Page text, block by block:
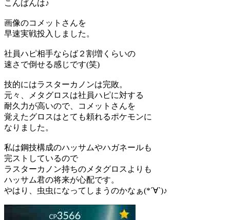
こんばんは♪
画像のコメットさんを
早速実戦投入しました。
社員ハピ相手ならば２割増くらいの
速さで倒せる感じです(笑)
技的にはラスターカノンは完敗。
元々、メタグロスは社員ハピに対する
耐久力が高いので、コメットさんを
覚えたグロスはとても頼れるポケモンに
なりました。
私は鋼技構成のハッサムやハガネールも
完ストしているので
ラスターカノン持ちのメタグロスよりも
ハッサム君の将来が心配です。
やはり、虫虫になってしまうのかなぁ(*´∀`)♪